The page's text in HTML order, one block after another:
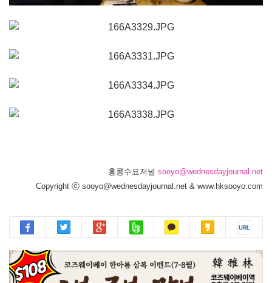
홍콩수요저널 sooyo@wednesdayjournal.net
Copyright ⓒ sooyo@wednesdayjournal.net & www.hksooyo.com